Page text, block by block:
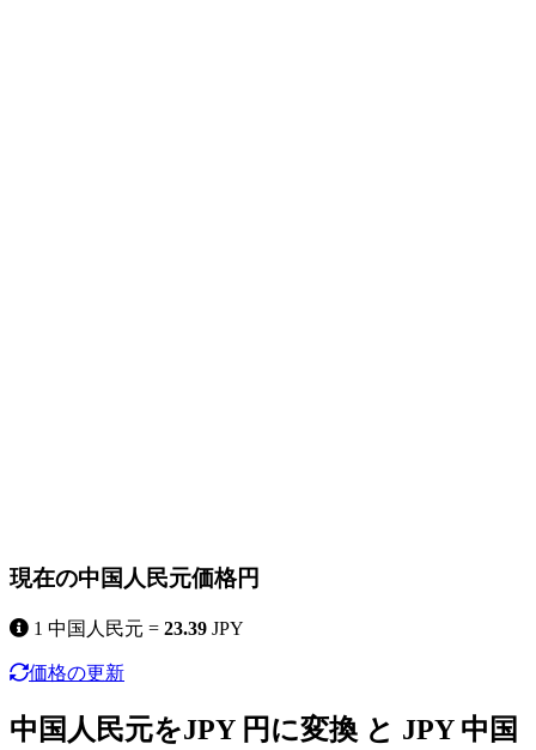
現在の中国人民元価格円
1 中国人民元 = 23.39 JPY
価格の更新
中国人民元をJPY 円に変換 と JPY 中国